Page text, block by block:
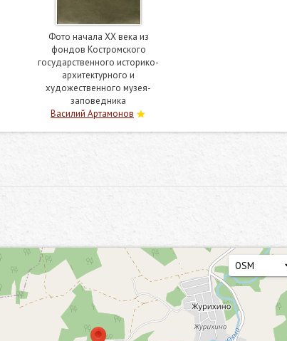
Фото начала ХХ века из
фондов Костромского
государственного историко-
архитектурного и
художественного музея-
заповедника
Василий Артамонов